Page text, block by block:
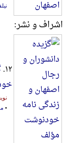
اشراف و نشر:
۱۲.
•